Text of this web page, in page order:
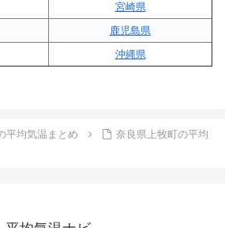
宮崎県
鹿児島県
沖縄県
平均気温まとめ
奈良県上牧町の平均